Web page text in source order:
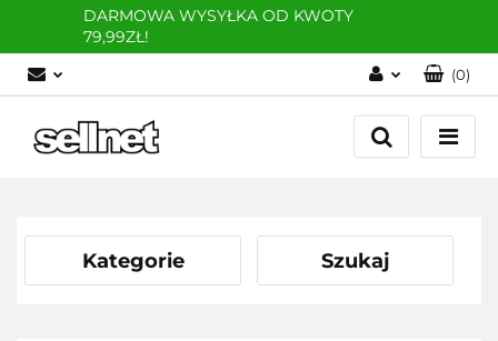
DARMOWA WYSYŁKA OD KWOTY
79,99ZŁ!
Zaloguj się
Zarejestruj się
(0)
Kategorie Szukaj